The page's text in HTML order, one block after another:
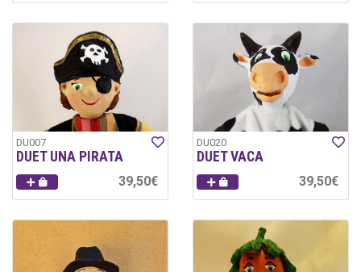
DU007
DUET UNA PIRATA
39,50€
DU020
DUET VACA
39,50€